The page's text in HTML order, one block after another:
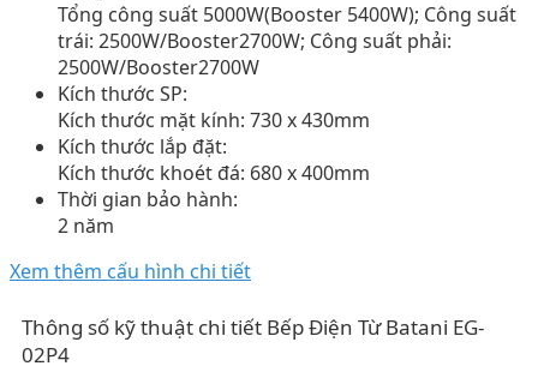
Tổng công suất 5000W(Booster 5400W); Công suất
trái: 2500W/Booster2700W; Công suất phải:
2500W/Booster2700W
Kích thước SP:
Kích thước mặt kính: 730 x 430mm
Kích thước lắp đặt:
Kích thước khoét đá: 680 x 400mm
Thời gian bảo hành:
2 năm
Xem thêm cấu hình chi tiết
Thông số kỹ thuật chi tiết Bếp Điện Từ Batani EG-
02P4